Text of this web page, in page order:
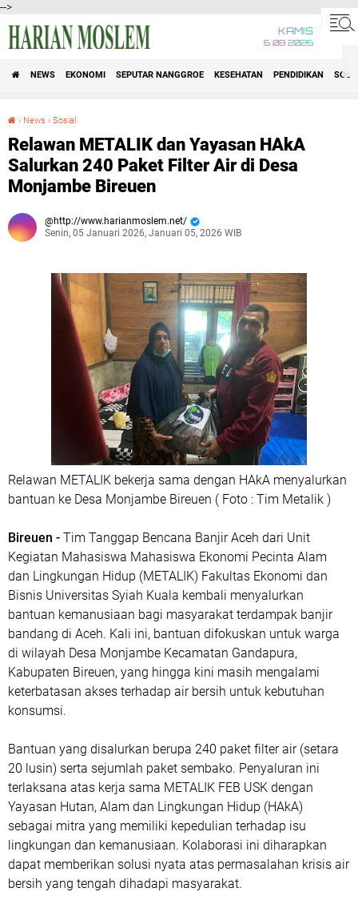
-->
KAMIS
6 08 2026
NEWS EKONOMI SEPUTAR NANGGROE KESEHATAN PENDIDIKAN
› News › Sosial
Relawan METALIK dan Yayasan HAkA
Salurkan 240 Paket Filter Air di Desa
Monjambe Bireuen
http://www.harianmoslem.net/
Senin, 05 Januari 2026, Januari 05, 2026 WIB
Relawan METALIK bekerja sama dengan HAkA menyalurkan
bantuan ke Desa Monjambe Bireuen ( Foto : Tim Metalik )
Bireuen - Tim Tanggap Bencana Banjir Aceh dari Unit
Kegiatan Mahasiswa Mahasiswa Ekonomi Pecinta Alam
dan Lingkungan Hidup (METALIK) Fakultas Ekonomi dan
Bisnis Universitas Syiah Kuala kembali menyalurkan
bantuan kemanusiaan bagi masyarakat terdampak banjir
bandang di Aceh. Kali ini, bantuan difokuskan untuk warga
di wilayah Desa Monjambe Kecamatan Gandapura,
Kabupaten Bireuen, yang hingga kini masih mengalami
keterbatasan akses terhadap air bersih untuk kebutuhan
konsumsi.
Bantuan yang disalurkan berupa 240 paket filter air (setara
20 lusin) serta sejumlah paket sembako. Penyaluran ini
terlaksana atas kerja sama METALIK FEB USK dengan
Yayasan Hutan, Alam dan Lingkungan Hidup (HAkA)
sebagai mitra yang memiliki kepedulian terhadap isu
lingkungan dan kemanusiaan. Kolaborasi ini diharapkan
dapat memberikan solusi nyata atas permasalahan krisis air
bersih yang tengah dihadapi masyarakat.